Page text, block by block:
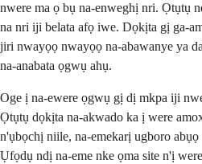
nwere ma ọ bụ na-enweghị nri. Ọtụtụ
na nri iji belata afọ iwe. Dọkịta gị ga-
jiri nwayọọ nwayọọ na-abawanye ya
na-anabata ọgwụ ahụ.
Oge ị na-ewere ọgwụ gị dị mkpa iji
Ọtụtụ dọkịta na-akwado ka ị were
n'ụbọchị niile, na-emekarị ugboro
Ụfọdụ ndị na-eme nke ọma site n'ị